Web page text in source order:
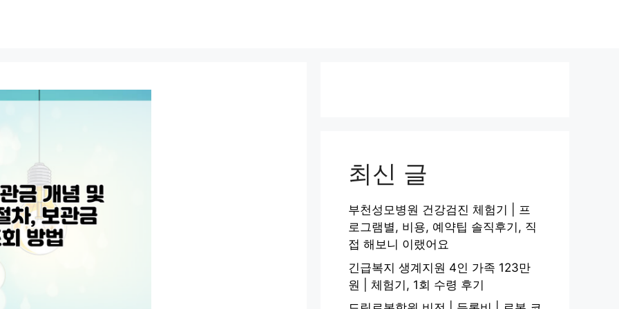
최신 글
부천성모병원 건강검진 체험기 | 프
로그램별, 비용, 예약팁 솔직후기, 직
접 해보니 이랬어요
긴급복지 생계지원 4인 가족 123만
원 | 체험기, 1회 수령 후기